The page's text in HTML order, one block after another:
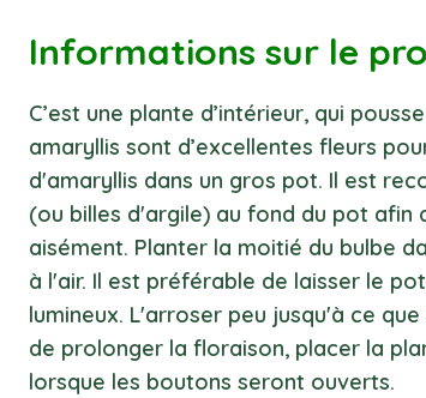
Informations sur le
C’est une plante d’intérieur, qui
amaryllis sont d’excellentes fleurs
d'amaryllis dans un gros pot. Il est
(ou billes d'argile) au fond du pot afin
aisément. Planter la moitié du bulbe
à l'air. Il est préférable de laisser le
lumineux. L'arroser peu jusqu'à ce
de prolonger la floraison, placer la
lorsque les boutons seront ouverts.